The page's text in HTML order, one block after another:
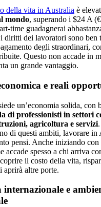
della vita in Australia è
mondo, superando i $24 A
time guadagnerai
diritti dei lavoratori sono ben
degli straordinari,
Questo non accade in
un grande vantaggio.
e reali
un’economia solida, con
di professionisti in settori
agricoltura e servizi
di questi ambiti, lavorare in
pensi. Anche iniziando
accade spesso a chi arriva
il costo della vita,
aprirà altre porte.
e